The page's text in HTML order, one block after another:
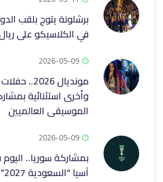
برشلونة يتوج بلقب
في الكلاسيكو على
2026-05-09
وأخرى استثنائية
الموسيقى العالميين
2026-05-09
بمشاركة سوريا..
آسيا “السعودية 2027”